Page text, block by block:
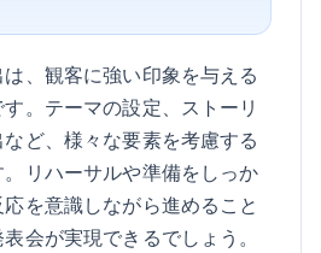
、観客に強い印象を与える
。テーマの設定、ストーリ
ど、様々な要素を考慮する
リハーサルや準備をしっか
を意識しながら進めること
会が実現できるでしょう。